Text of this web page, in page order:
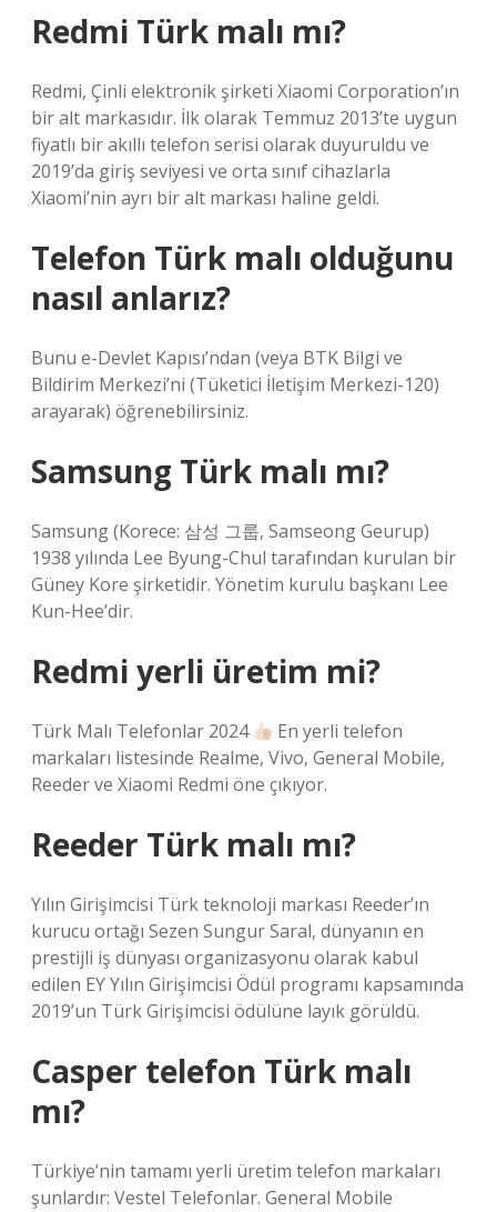
Redmi Türk malı mı?
Redmi, Çinli elektronik şirketi Xiaomi Corporation’ın
bir alt markasıdır. İlk olarak Temmuz 2013’te uygun
fiyatlı bir akıllı telefon serisi olarak duyuruldu ve
2019’da giriş seviyesi ve orta sınıf cihazlarla
Xiaomi’nin ayrı bir alt markası haline geldi.
Telefon Türk malı olduğunu
nasıl anlarız?
Bunu e-Devlet Kapısı’ndan (veya BTK Bilgi ve
Bildirim Merkezi’ni (Tüketici İletişim Merkezi-120)
arayarak) öğrenebilirsiniz.
Samsung Türk malı mı?
Samsung (Korece: 삼성 그룹, Samseong Geurup)
1938 yılında Lee Byung-Chul tarafından kurulan bir
Güney Kore şirketidir. Yönetim kurulu başkanı Lee
Kun-Hee’dir.
Redmi yerli üretim mi?
Türk Malı Telefonlar 2024
En yerli telefon
markaları listesinde Realme, Vivo, General Mobile,
Reeder ve Xiaomi Redmi öne çıkıyor.
Reeder Türk malı mı?
Yılın Girişimcisi Türk teknoloji markası Reeder’ın
kurucu ortağı Sezen Sungur Saral, dünyanın en
prestijli iş dünyası organizasyonu olarak kabul
edilen EY Yılın Girişimcisi Ödül programı kapsamında
2019’un Türk Girişimcisi ödülüne layık görüldü.
Casper telefon Türk malı
mı?
Türkiye’nin tamamı yerli üretim telefon markaları
şunlardır: Vestel Telefonlar. General Mobile